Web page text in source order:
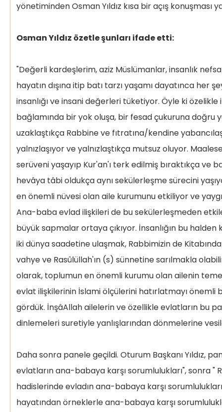
şunlar öne çıkar:
İtaat:
Maddî İhtiyaçlarını Gidermek:
Saygısızlık Etmemek:
Rızâlarını Almak:
Kötü Söz Söylememek:
Öldüklerinde Hayırla Anmak, Duâ
Etmek:
Sahabe Hayatında Ana-Babaya Karşı
Evlatların Sorumlulukları
Giriş:
Ana-Babaya Karşı Çocukların
sorumlulukları:
2- Ana-babaya iyi davranmak
3- Maddî ihtiyaçlarını gidermek
4- Saygısızlık etmemek
yönetiminden Osman Yıldız kısa bir açış konuşması
Osman Yıldız özetle şunları ifade etti:
"Değerli kardeşlerim, aziz Müslümanlar, insanlık
hayatın dışına itip batı tarzı yaşamı dayatınca her
insanlığı ve insani değerleri tüketiyor. Öyle ki
bağlamında bir yok oluşa, bir fesad çukuruna doğru
uzaklaştıkça Rabbine ve fıtratına/kendine
yalnızlaşıyor ve yalnızlaştıkça mutsuz oluyor.
serüveni yaşayıp Kur'an'ı terk edilmiş bıraktıkça ve
hevâya tâbi oldukça aynı sekülerleşme sürecini
en önemli nüvesi olan aile kurumunu etkiliyor ve
Ana-baba evlad ilişkileri de bu sekülerleşmeden
büyük sapmalar ortaya çıkıyor. İnsanlığın bu
iki dünya saadetine ulaşmak, Rabbimizin de
vahye ve Rasûlüllah'ın (s) sünnetine sarılmakla
olarak, toplumun en önemli kurumu olan ailenin
evlat ilişkilerinin İslami ölçülerini hatırlatmayı önemli
gördük. İnşâAllah ailelerin ve özellikle evlatların bu
dinlemeleri suretiyle yanlışlarından dönmelerine
Daha sonra panele geçildi. Oturum Başkanı Yıldız,
evlatların ana-babaya karşı sorumlulukları", sonra "
hadislerinde evladın ana-babaya karşı
hayatından örneklerle ana-babaya karşı